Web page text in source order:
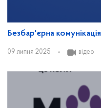
Безбар'єрна комунікація
09 липня 2025 відео